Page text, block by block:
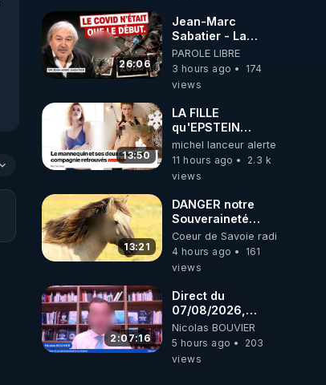
brigades
ukrainienne
26:06
Jean-Marc
Sabatier - La
Covid-19 n'a été
que le début -
L'ARN messager
PAROLE LIBRE
3 hours ago
174
views
13:50
LA FILLE
qu'EPSTEIN
VOULAIT CACHER
michel lanceur alerte
11 hours ago
2.3 k
views
13:21
DANGER notre
Souveraineté
Alimentaire est
attaqué...
Coeur de Savoie radioweb TV
4 hours ago
161
views
2:07:16
Direct du
07/08/2026,
présenté par
Nicolas BOUVIER
Nicolas BOUVIER
5 hours ago
203
views